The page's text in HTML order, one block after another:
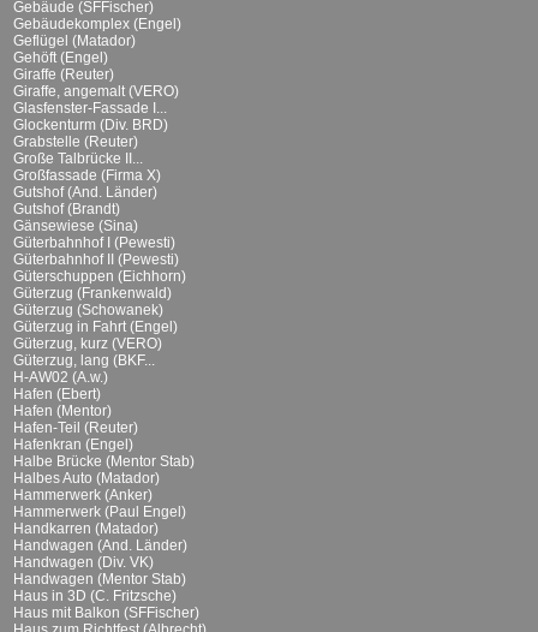
Gebäude (SFFischer)
Gebäudekomplex (Engel)
Geflügel (Matador)
Gehöft (Engel)
Giraffe (Reuter)
Giraffe, angemalt (VERO)
Glasfenster-Fassade I...
Glockenturm (Div. BRD)
Grabstelle (Reuter)
Große Talbrücke II...
Großfassade (Firma X)
Gutshof (And. Länder)
Gutshof (Brandt)
Gänsewiese (Sina)
Güterbahnhof I (Pewesti)
Güterbahnhof II (Pewesti)
Güterschuppen (Eichhorn)
Güterzug (Frankenwald)
Güterzug (Schowanek)
Güterzug in Fahrt (Engel)
Güterzug, kurz (VERO)
Güterzug, lang (BKF...
H-AW02 (A.w.)
Hafen (Ebert)
Hafen (Mentor)
Hafen-Teil (Reuter)
Hafenkran (Engel)
Halbe Brücke (Mentor Stab)
Halbes Auto (Matador)
Hammerwerk (Anker)
Hammerwerk (Paul Engel)
Handkarren (Matador)
Handwagen (And. Länder)
Handwagen (Div. VK)
Handwagen (Mentor Stab)
Haus in 3D (C. Fritzsche)
Haus mit Balkon (SFFischer)